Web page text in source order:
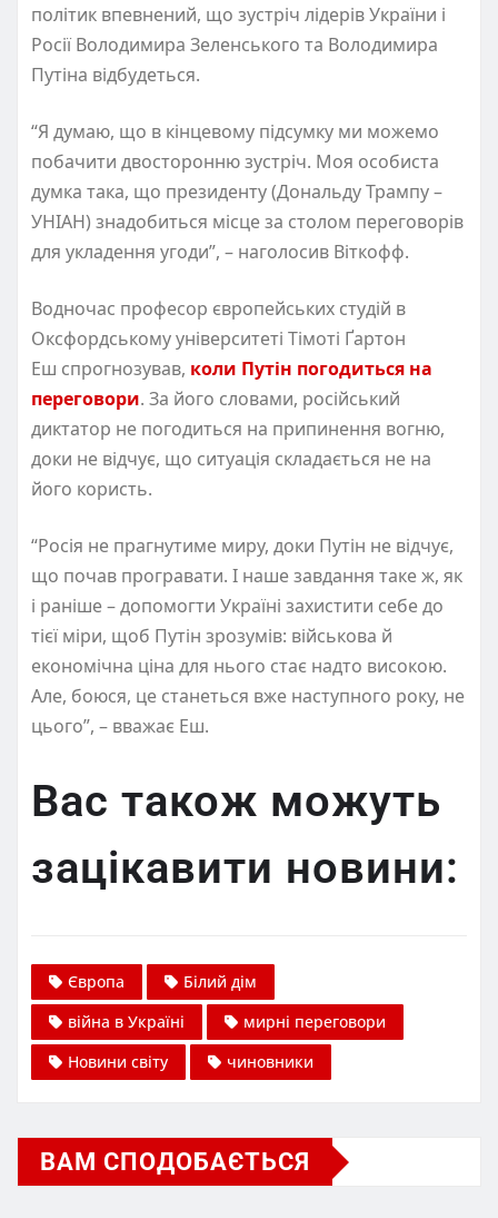
політик впевнений, що зустріч лідерів України і
Росії Володимира Зеленського та Володимира
Путіна відбудеться.
“Я думаю, що в кінцевому підсумку ми можемо
побачити двосторонню зустріч. Моя особиста
думка така, що президенту (Дональду Трампу –
УНІАН) знадобиться місце за столом переговорів
для укладення угоди”, – наголосив Віткофф.
Водночас професор європейських студій в
Оксфордському університеті Тімоті Ґартон
Еш спрогнозував, коли Путін погодиться на
переговори. За його словами, російський
диктатор не погодиться на припинення вогню,
доки не відчує, що ситуація складається не на
його користь.
“Росія не прагнутиме миру, доки Путін не відчує,
що почав програвати. І наше завдання таке ж, як
і раніше – допомогти Україні захистити себе до
тієї міри, щоб Путін зрозумів: військова й
економічна ціна для нього стає надто високою.
Але, боюся, це станеться вже наступного року, не
цього”, – вважає Еш.
Вас також можуть
зацікавити новини:
Європа
Білий дім
війна в Україні
мирні переговори
Новини світу
чиновники
ВАМ СПОДОБАЄТЬСЯ